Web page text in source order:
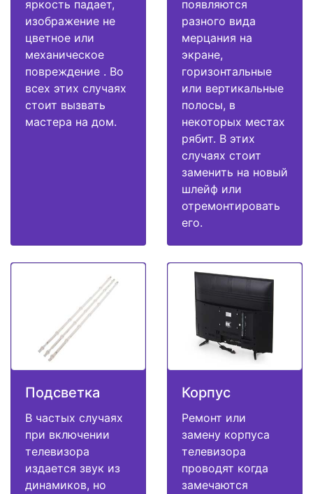
яркость падает,
изображение не
цветное или
механическое
повреждение . Во
всех этих случаях
стоит вызвать
мастера на дом.
появляются
разного вида
мерцания на
экране,
горизонтальные
или вертикальные
полосы, в
некоторых местах
рябит. В этих
случаях стоит
заменить на новый
шлейф или
отремонтировать
его.
Подсветка
В частых случаях
при включении
телевизора
издается звук из
динамиков, но
Корпус
Ремонт или
замену корпуса
телевизора
проводят когда
замечаются